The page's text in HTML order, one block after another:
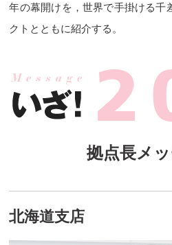
年の幕開けを， 世界で手掛ける千
クトとともに紹介する。
拠点長メ
北海道支店